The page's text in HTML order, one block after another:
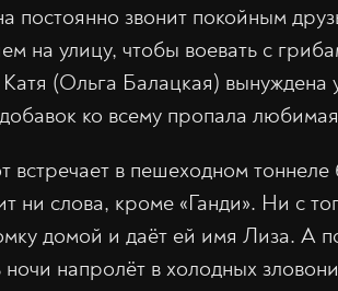
звонит покойным
на улицу, чтобы воевать с
(Ольга Балацкая) вынуждена
ко всему пропала
встречает в пешеходном
ни слова, кроме «Ганди». Ни с
домой и даёт ей имя Лиза. А
напролёт в холодных